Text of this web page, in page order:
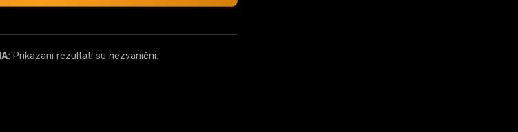
Prikazani rezultati su nezvanični.